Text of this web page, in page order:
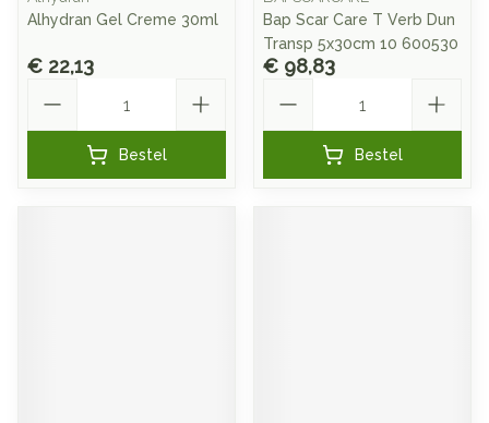
Alhydran Gel Creme 30ml
€ 22,13
Bestel
Bap Scar Care T Verb Dun
Transp 5x30cm 10 600530
€ 98,83
Bestel